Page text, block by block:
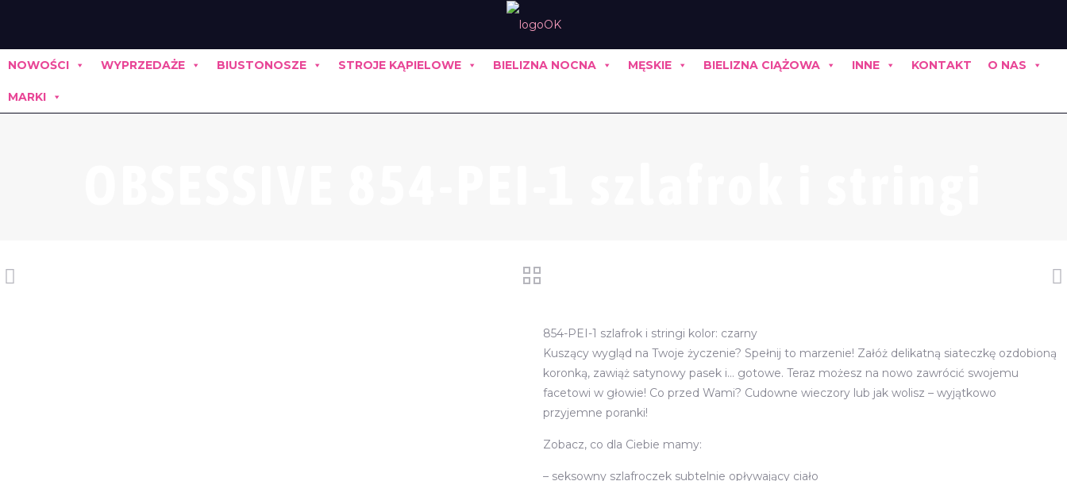
NOWOŚCI WYPRZEDAŻE BIUSTONOSZE STROJE KĄPIELOWE BIELIZNA NOCNA MĘSKIE BIELIZNA CIĄŻOWA INNE KONTAKT O NAS
MARKI
854-PEI-1 szlafrok i stringi kolor: czarny
Kuszący wygląd na Twoje życzenie? Spełnij to marzenie! Załóż delikatną siateczkę ozdobioną
koronką, zawiąż satynowy pasek i… gotowe. Teraz możesz na nowo zawrócić swojemu
facetowi w głowie! Co przed Wami? Cudowne wieczory lub jak wolisz – wyjątkowo
przyjemne poranki!
Zobacz, co dla Ciebie mamy:
– seksowny szlafroczek subtelnie opływający ciało